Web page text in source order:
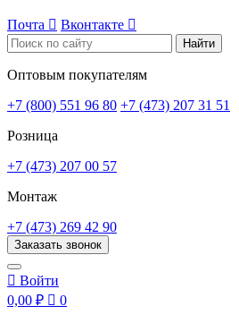
Почта  Вконтакте 
Найти
Оптовым покупателям
+7 (800) 551 96 80 +7 (473) 207 31 51
Розница
+7 (473) 207 00 57
Монтаж
+7 (473) 269 42 90
Заказать звонок
 Войти
0,00 ₽  0